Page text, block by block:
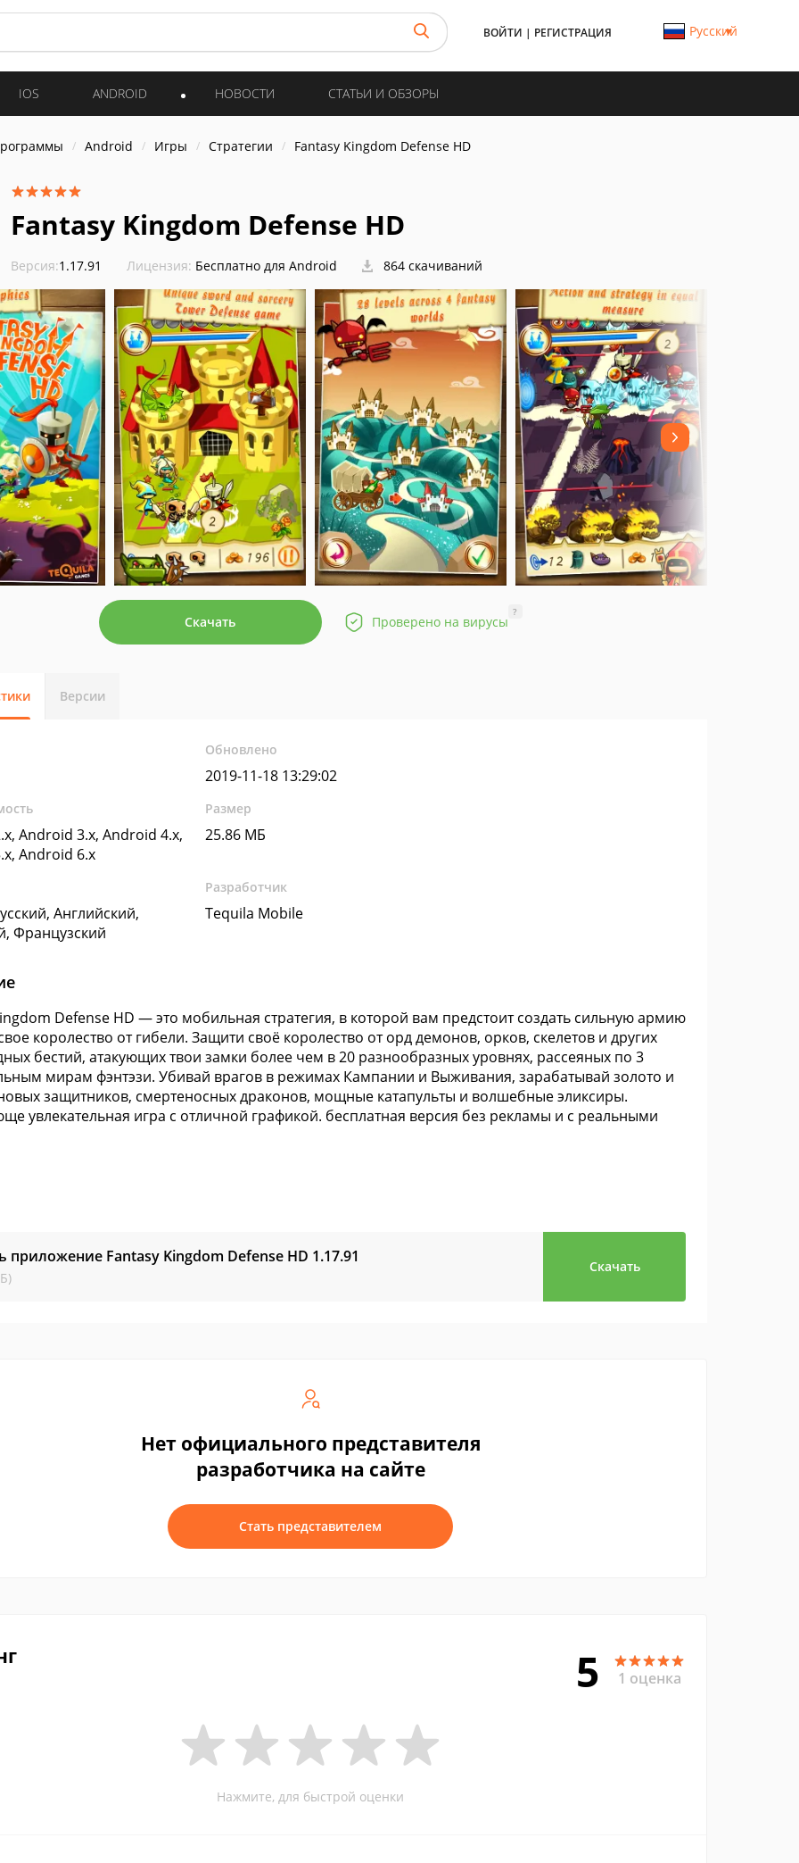
ВОЙТИ | РЕГИСТРАЦИЯ Русский
IOS ANDROID НОВОСТИ СТАТЬИ И ОБЗОРЫ
Android Игры Стратегии Fantasy Kingdom Defense HD
Fantasy Kingdom Defense HD
Версия:1.17.91 Лицензия: Бесплатно для Android 864 скачиваний
Скачать Проверено на вирусы
?
Версии
Обновлено
2019-11-18 13:29:02
Android 3.x, Android 4.x,
Android 6.x
Размер
25.86 МБ
Английский,
Французский
Разработчик
Tequila Mobile
Defense HD — это мобильная стратегия, в которой вам предстоит создать сильную армию
королество от гибели. Защити своё королество от орд демонов, орков, скелетов и других
бестий, атакующих твои замки более чем в 20 разнообразных уровнях, рассеяных по 3
мирам фэнтэзи. Убивай врагов в режимах Кампании и Выживания, зарабатывай золото и
защитников, смертеносных драконов, мощные катапульты и волшебные эликсиры.
увлекательная игра с отличной графикой. бесплатная версия без рекламы и с реальными
приложение Fantasy Kingdom Defense HD 1.17.91
Скачать
Нет официального представителя
разработчика на сайте
Стать представителем
5 1 оценка
Нажмите, для быстрой оценки